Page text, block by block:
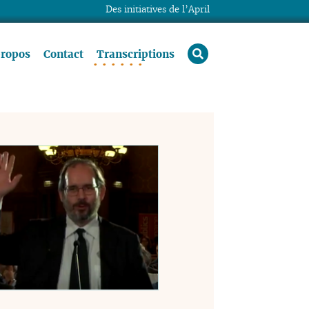
Contact Transcriptions rechercher
Des initiatives de l’April